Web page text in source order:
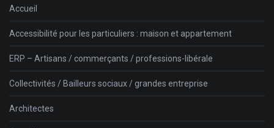
Accueil
Accessibilité pour les particuliers : maison et appartement
ERP – Artisans / commerçants / professions-libérale
Collectivités / Bailleurs sociaux / grandes entreprise
Architectes